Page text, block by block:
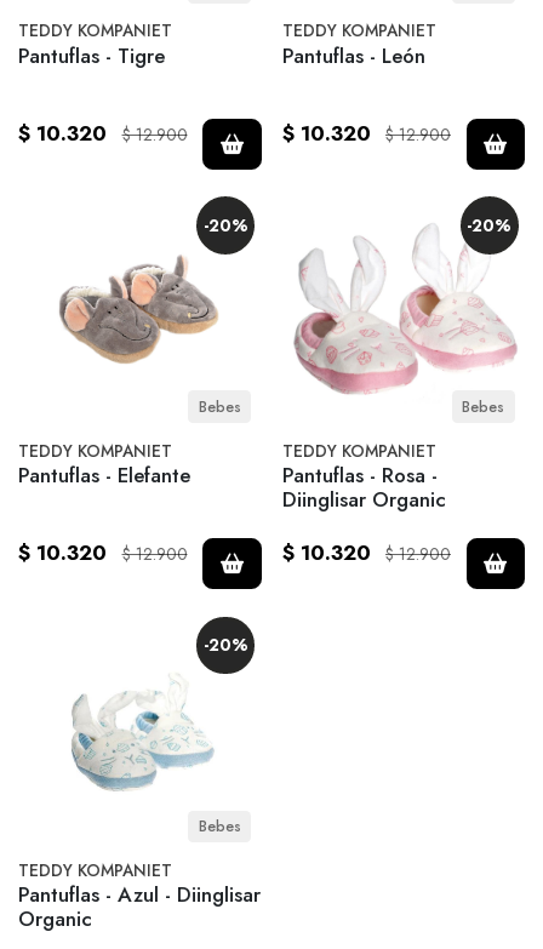
TEDDY KOMPANIET
Pantuflas - Tigre
$ 10.320 $ 12.900
TEDDY KOMPANIET
Pantuflas - León
$ 10.320 $ 12.900
-20%
Bebes
TEDDY KOMPANIET
Pantuflas - Elefante
$ 10.320 $ 12.900
-20%
Bebes
TEDDY KOMPANIET
Pantuflas - Rosa -
Diinglisar Organic
$ 10.320
$ 12.900
-20%
Bebes
TEDDY KOMPANIET
Pantuflas - Azul - Diinglisar
Organic